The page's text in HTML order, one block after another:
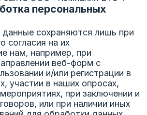
персональных
сохраняются лишь при
согласия на их
нам, например, при
веб-форм с
и/или регистрации в
участии в наших опросах,
при заключении и
или при наличии иных